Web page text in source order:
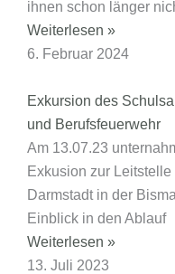
ihnen schon länger
Weiterlesen »
6. Februar 2024
Exkursion des
und Berufsfeuerwehr
Am 13.07.23
Exkusion zur
Darmstadt in der
Einblick in den Ablauf
Weiterlesen »
13. Juli 2023